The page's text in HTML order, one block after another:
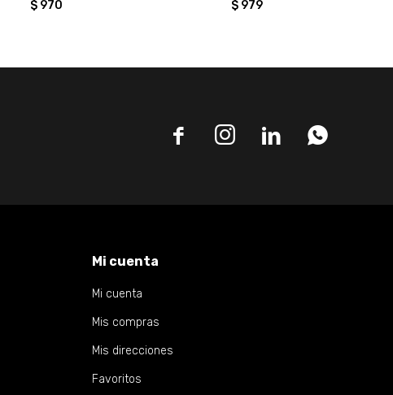
$ 970 $ 979
   
Mi cuenta
Mi cuenta
Mis compras
Mis direcciones
Favoritos